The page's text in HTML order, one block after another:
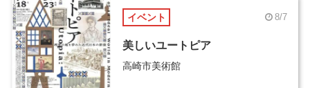
イベント 8/7
美しいユートピア
高崎市美術館